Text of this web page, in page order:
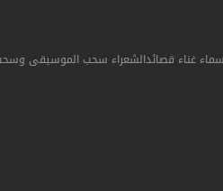
غناء قصائدالشعراء سحب الموسيقى وسحب